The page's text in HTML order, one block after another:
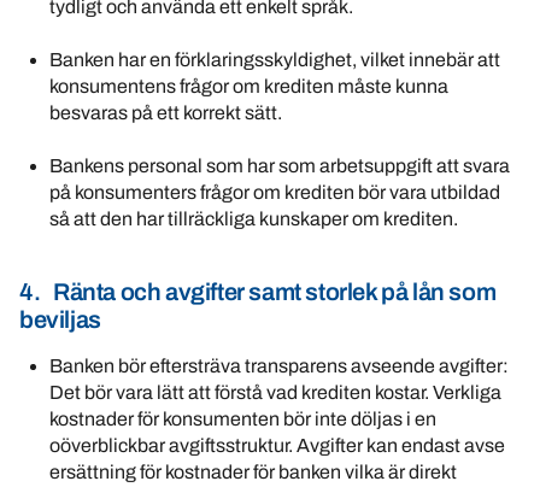
tydligt och använda ett enkelt språk.
Banken har en förklaringsskyldighet, vilket innebär att
konsumentens frågor om krediten måste kunna
besvaras på ett korrekt sätt.
Bankens personal som har som arbetsuppgift att svara
på konsumenters frågor om krediten bör vara utbildad
så att den har tillräckliga kunskaper om krediten.
4. Ränta och avgifter samt storlek på lån som
beviljas
Banken bör eftersträva transparens avseende avgifter:
Det bör vara lätt att förstå vad krediten kostar. Verkliga
kostnader för konsumenten bör inte döljas i en
oöverblickbar avgiftsstruktur. Avgifter kan endast avse
ersättning för kostnader för banken vilka är direkt